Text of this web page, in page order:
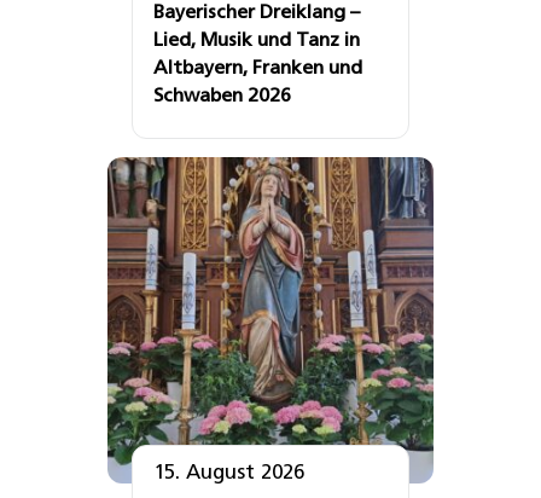
Bayerischer Dreiklang –
Lied, Musik und Tanz in
Altbayern, Franken und
Schwaben 2026
15. August 2026